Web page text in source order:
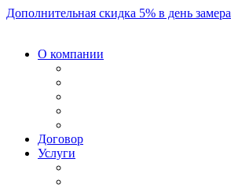
Дополнительная скидка 5% в день замера
О компании
Договор
Услуги